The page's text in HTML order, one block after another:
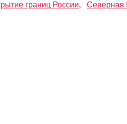
границ России, Северная